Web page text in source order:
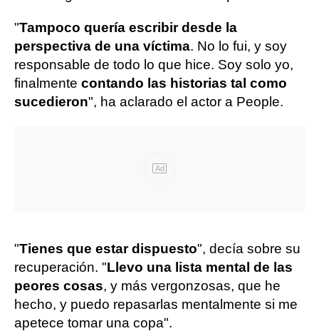
"Tampoco quería escribir desde la
perspectiva de una víctima. No lo fui, y soy
responsable de todo lo que hice. Soy solo yo,
finalmente contando las historias tal como
sucedieron", ha aclarado el actor a People.
Ad
"Tienes que estar dispuesto", decía sobre su
recuperación. "Llevo una lista mental de las
peores cosas, y más vergonzosas, que he
hecho, y puedo repasarlas mentalmente si me
apetece tomar una copa".